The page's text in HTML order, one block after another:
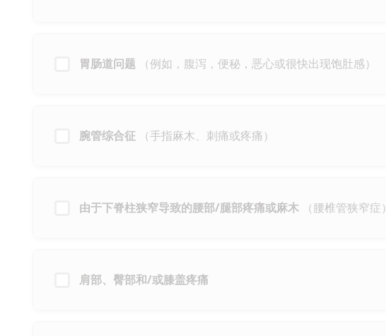
胃肠道问题（例如，腹泻，便秘，恶心或很快出现饱肚感）
腕管综合征（手指麻木、刺痛或疼痛）
由于下脊柱狭窄导致的腰部/腿部疼痛或麻木（腰椎管狭窄症）
肩部、臀部和/或膝盖疼痛